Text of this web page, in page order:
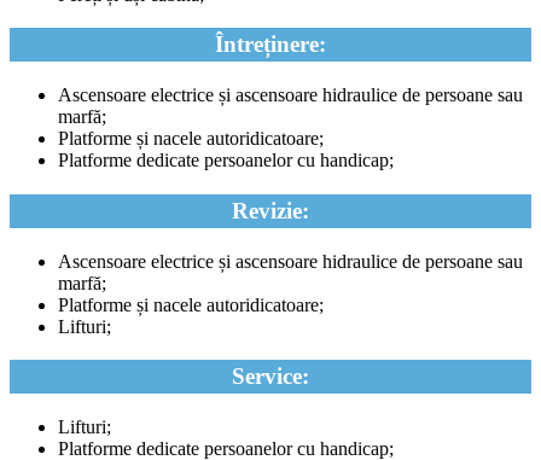
Întreținere:
Ascensoare electrice și ascensoare hidraulice de persoane sau
marfă;
Platforme și nacele autoridicatoare;
Platforme dedicate persoanelor cu handicap;
Revizie:
Ascensoare electrice și ascensoare hidraulice de persoane sau
marfă;
Platforme și nacele autoridicatoare;
Lifturi;
Service:
Lifturi;
Platforme dedicate persoanelor cu handicap;